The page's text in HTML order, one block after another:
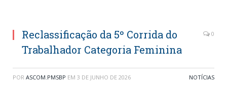
Reclassificação da 5º Corrida do
Trabalhador Categoria Feminina
0
POR ASCOM.PMSBP EM 3 DE JUNHO DE 2026 NOTÍCIAS